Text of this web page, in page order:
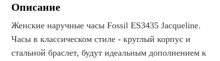
Описание
Женские наручные часы Fossil ES3435 Jacqueline.
Часы в классическом стиле - круглый корпус и
стальной браслет, будут идеальным дополнением к